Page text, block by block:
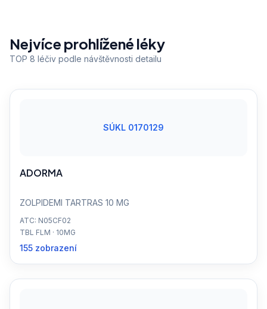
Nejvíce prohlížené léky
TOP 8 léčiv podle návštěvnosti detailu
SÚKL 0170129
ADORMA
ZOLPIDEMI TARTRAS 10 MG
ATC: N05CF02
TBL FLM · 10MG
155 zobrazení